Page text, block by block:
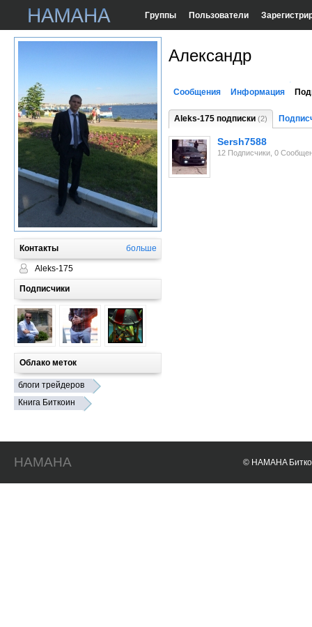
Группы Пользователи
Контакты больше
Aleks-175
Подписчики
Облако меток
блоги трейдеров
Книга Биткоин
Александр
Сообщения Информация
Aleks-175 подписки (2)
Sersh7588
12 Подписчики, 0
HAMAHA © HAMAHA